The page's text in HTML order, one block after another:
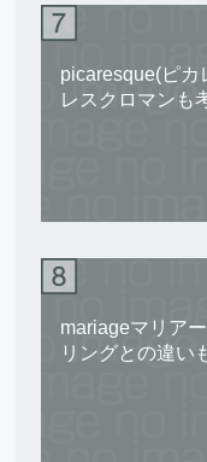
picaresque(ピカ
レスクロマンも
mariageマリア
リングとの違い